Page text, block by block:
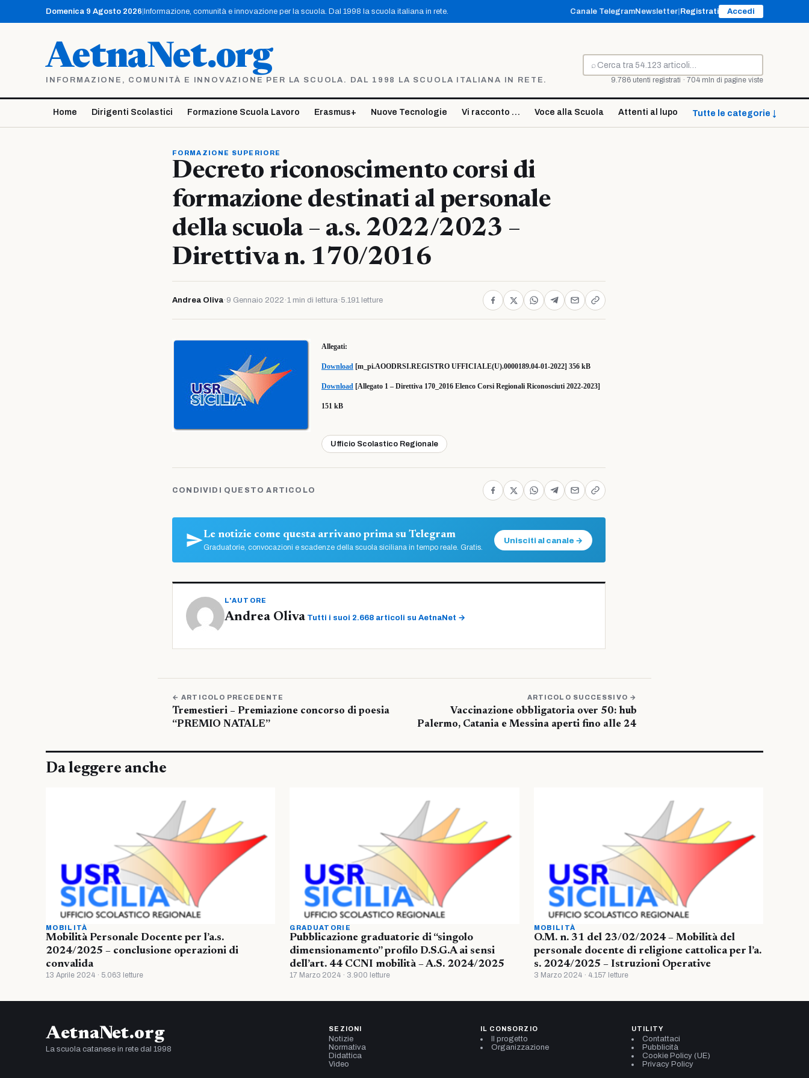
contenuto
Domenica 9 Agosto 2026 Informazione, comunità e innovazione per la scuola. Dal 1998 la scuola italiana in rete. Canale TelegramNewsletter Registrati Accedi
AetnaNet.org
INFORMAZIONE, COMUNITÀ E INNOVAZIONE PER LA SCUOLA. DAL 1998 LA SCUOLA ITALIANA IN RETE.
⌕
Cerca
9.786 utenti registrati · 704 mln di pagine viste
Home Dirigenti Scolastici Formazione Scuola Lavoro Erasmus+ Nuove Tecnologie Vi racconto … Voce alla Scuola Attenti al lupo Tutte le categorie ↓
FORMAZIONE SUPERIORE
Decreto riconoscimento corsi di
formazione destinati al personale
della scuola – a.s. 2022/2023 –
Direttiva n. 170/2016
Andrea Oliva· 9 Gennaio 2022 ·1 min di lettura· 5.191 letture
Allegati:
Download [m_pi.AOODRSI.REGISTRO UFFICIALE(U).0000189.04-01-2022] 356 kB
Download [Allegato 1 – Direttiva 170_2016 Elenco Corsi Regionali Riconosciuti 2022-2023]
151 kB
Ufficio Scolastico Regionale
CONDIVIDI QUESTO ARTICOLO
Le notizie come questa arrivano prima su Telegram
Graduatorie, convocazioni e scadenze della scuola siciliana in tempo reale. Gratis.
Unisciti al canale →
L'AUTORE
Andrea Oliva Tutti i suoi 2.668 articoli su AetnaNet →
← ARTICOLO PRECEDENTE
Tremestieri – Premiazione concorso di poesia
“PREMIO NATALE”
ARTICOLO SUCCESSIVO →
Vaccinazione obbligatoria over 50: hub
Palermo, Catania e Messina aperti fino alle 24
Da leggere anche
MOBILITÀ
Mobilità Personale Docente per l’a.s.
2024/2025 – conclusione operazioni di
convalida
13 Aprile 2024 · 5.063 letture
GRADUATORIE
Pubblicazione graduatorie di “singolo
dimensionamento” profilo D.S.G.A ai sensi
dell’art. 44 CCNI mobilità – A.S. 2024/2025
17 Marzo 2024 · 3.900 letture
MOBILITÀ
O.M. n. 31 del 23/02/2024 – Mobilità del
personale docente di religione cattolica per l’a.
s. 2024/2025 – Istruzioni Operative
3 Marzo 2024 · 4.157 letture
AetnaNet.org
La scuola catanese in rete dal 1998
SEZIONI
Notizie
Normativa
Didattica
Video
IL CONSORZIO
Il progetto
Organizzazione
UTILITY
Contattaci
Pubblicità
Cookie Policy (UE)
Privacy Policy